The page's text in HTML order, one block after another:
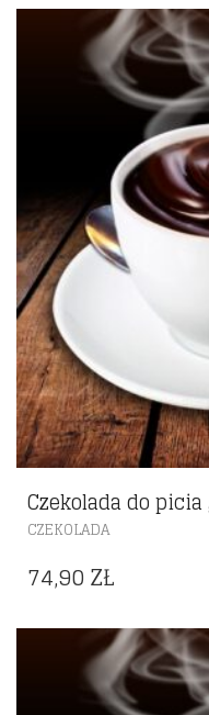
Czekolada do
CZEKOLADA
74,90ZŁ